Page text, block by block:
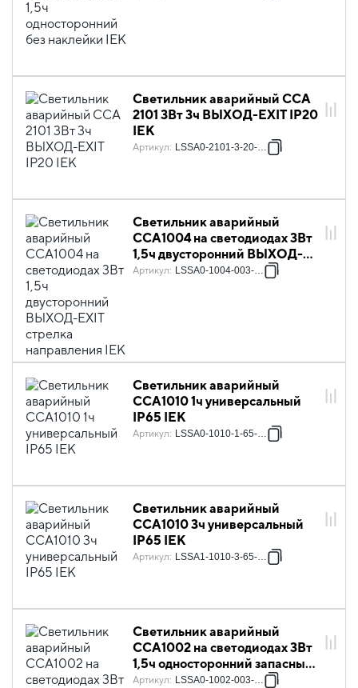
Светильник аварийный ССА
2101 3Вт 3ч ВЫХОД-EXIT IP20
IEK
Артикул: LSSA0-2101-3-20-K03
Светильник аварийный
ССА1004 на светодиодах 3Вт
1,5ч двусторонний ВЫХОД-
EXIT стрелка направления IEK
Артикул: LSSA0-1004-003-K03
Светильник аварийный
ССА1010 1ч универсальный
IP65 IEK
Артикул: LSSA0-1010-1-65-K01
Светильник аварийный
ССА1010 3ч универсальный
IP65 IEK
Артикул: LSSA1-1010-3-65-K01
Светильник аварийный
ССА1002 на светодиодах 3Вт
1,5ч односторонний запасный
выход IEK
Артикул: LSSA0-1002-003-K03